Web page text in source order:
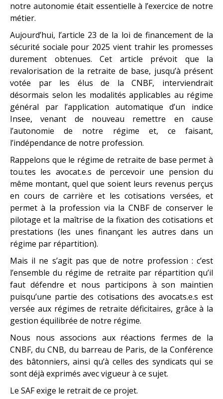
notre autonomie était essentielle à l’exercice de notre
métier.
Aujourd’hui, l’article 23 de la loi de financement de la
sécurité sociale pour 2025 vient trahir les promesses
durement obtenues. Cet article prévoit que la
revalorisation de la retraite de base, jusqu’à présent
votée par les élus de la CNBF, interviendrait
désormais selon les modalités applicables au régime
général par l’application automatique d’un indice
Insee, venant de nouveau remettre en cause
l’autonomie de notre régime et, ce faisant,
l’indépendance de notre profession.
Rappelons que le régime de retraite de base permet à
tou.tes les avocat.e.s de percevoir une pension du
même montant, quel que soient leurs revenus perçus
en cours de carrière et les cotisations versées, et
permet à la profession via la CNBF de conserver le
pilotage et la maîtrise de la fixation des cotisations et
prestations (les unes finançant les autres dans un
régime par répartition).
Mais il ne s’agit pas que de notre profession : c’est
l’ensemble du régime de retraite par répartition qu’il
faut défendre et nous participons à son maintien
puisqu’une partie des cotisations des avocats.e.s est
versée aux régimes de retraite déficitaires, grâce à la
gestion équilibrée de notre régime.
Nous nous associons aux réactions fermes de la
CNBF, du CNB, du barreau de Paris, de la Conférence
des bâtonniers, ainsi qu’à celles des syndicats qui se
sont déjà exprimés avec vigueur à ce sujet.
Le SAF exige le retrait de ce projet.